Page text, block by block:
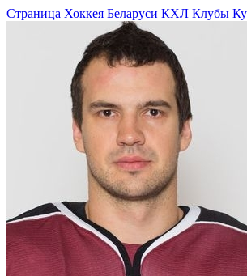
Страница Хоккея Беларуси КХЛ Клубы